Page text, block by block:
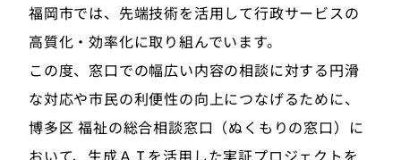
福岡市では、先端技術を活用して行政サービスの
高質化・効率化に取り組んでいます。
この度、窓口での幅広い内容の相談に対する円滑
な対応や市民の利便性の向上につなげるために、
博多区 福祉の総合相談窓口（ぬくもりの窓口）に
おいて、生成ＡＩを活用した実証プロジェクトを